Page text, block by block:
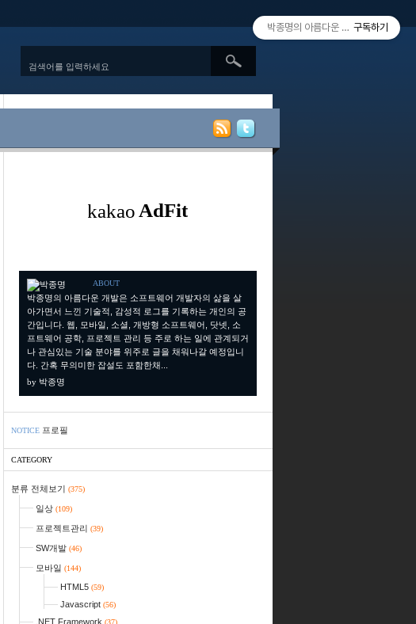
ABOUT
박종명의 아름다운 개발은 소프트웨어 개발자의 삶을 살
아가면서 느낀 기술적, 감성적 로그를 기록하는 개인의 공
간입니다. 웹, 모바일, 소셜, 개방형 소프트웨어, 닷넷, 소
프트웨어 공학, 프로젝트 관리 등 주로 하는 일에 관계되거
나 관심있는 기술 분야를 위주로 글을 채워나갈 예정입니
다. 간혹 무의미한 잡설도 포함한채...
by 박종명
NOTICE 프로필
CATEGORY
분류 전체보기 (375)
일상 (109)
프로젝트관리 (39)
SW개발 (46)
모바일 (144)
HTML5 (59)
Javascript (56)
.NET Framework (37)
박종명의 아름다운 개발 since
구독하기